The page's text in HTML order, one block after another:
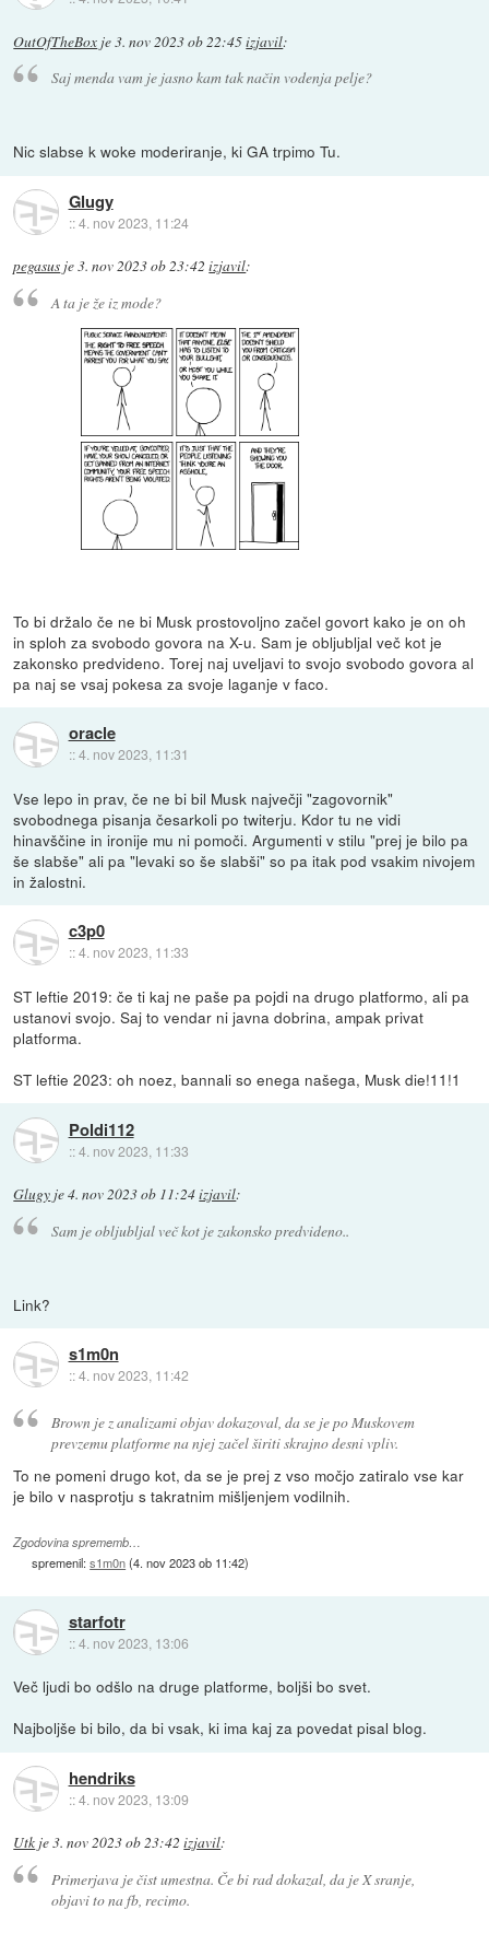
OutOfTheBox je3. nov 2023 ob 22:45izjavil:
Saj menda vam je jasno kam tak način vodenja pelje?
Nic slabse k woke moderiranje, ki GA trpimo Tu.
Glugy
::4. nov 2023, 11:24
pegasus je3. nov 2023 ob 23:42 izjavil:
A ta je že iz mode?
To bi držalo če ne bi Musk prostovoljno začel govort kako je on oh
in sploh za svobodo govora na X-u. Sam je obljubljal več kot je
zakonsko predvideno. Torej naj uveljavi to svojo svobodo govora al
pa naj se vsaj pokesa za svoje laganje v faco.
oracle
::4. nov 2023, 11:31
Vse lepo in prav, če ne bi bil Musk največji "zagovornik"
svobodnega pisanja česarkoli po twiterju. Kdor tu ne vidi
hinavščine in ironije mu ni pomoči. Argumenti v stilu "prej je bilo pa
še slabše" ali pa "levaki so še slabši" so pa itak pod vsakim nivojem
in žalostni.
c3p0
::4. nov 2023, 11:33
ST leftie 2019: če ti kaj ne paše pa pojdi na drugo platformo, ali pa
ustanovi svojo. Saj to vendar ni javna dobrina, ampak privat
platforma.
ST leftie 2023: oh noez, bannali so enega našega, Musk die!11!1
Poldi112
::4. nov 2023, 11:33
Glugy je4. nov 2023 ob 11:24izjavil:
Sam je obljubljal več kot je zakonsko predvideno..
Link?
s1m0n
::4. nov 2023, 11:42
Brown je z analizami objav dokazoval, da se je po Muskovem
prevzemu platforme na njej začel širiti skrajno desni vpliv.
To ne pomeni drugo kot, da se je prej z vso močjo zatiralo vse kar
je bilo v nasprotju s takratnim mišljenjem vodilnih.
Zgodovina sprememb…
spremenil:s1m0n(4. nov 2023 ob 11:42)
starfotr
::4. nov 2023, 13:06
Več ljudi bo odšlo na druge platforme, boljši bo svet.
Najboljše bi bilo, da bi vsak, ki ima kaj za povedat pisal blog.
hendriks
::4. nov 2023, 13:09
Utk je3. nov 2023 ob 23:42 izjavil:
Primerjava je čist umestna. Če bi rad dokazal, da je X sranje,
objavi to na fb, recimo.